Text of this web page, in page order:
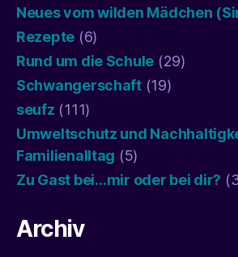
Neues vom wilden Mädchen
Rezepte (6)
Rund um die Schule (29)
Schwangerschaft(19)
seufz (111)
Umweltschutz und
Familienalltag (5)
Zu Gast bei…mir oder bei dir?
Archiv